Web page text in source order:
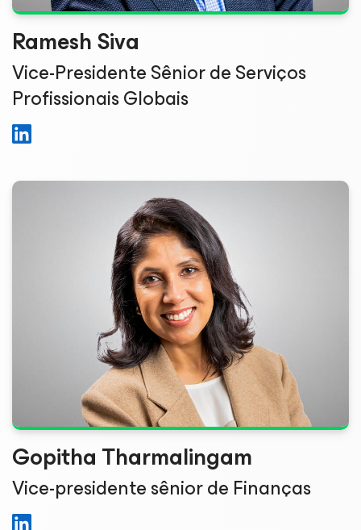
Ramesh Siva
Vice-Presidente Sênior de Serviços
Profissionais Globais
Gopitha Tharmalingam
Vice-presidente sênior de Finanças